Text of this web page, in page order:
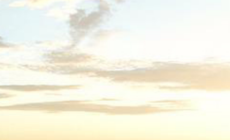
オフセット・クレジッ